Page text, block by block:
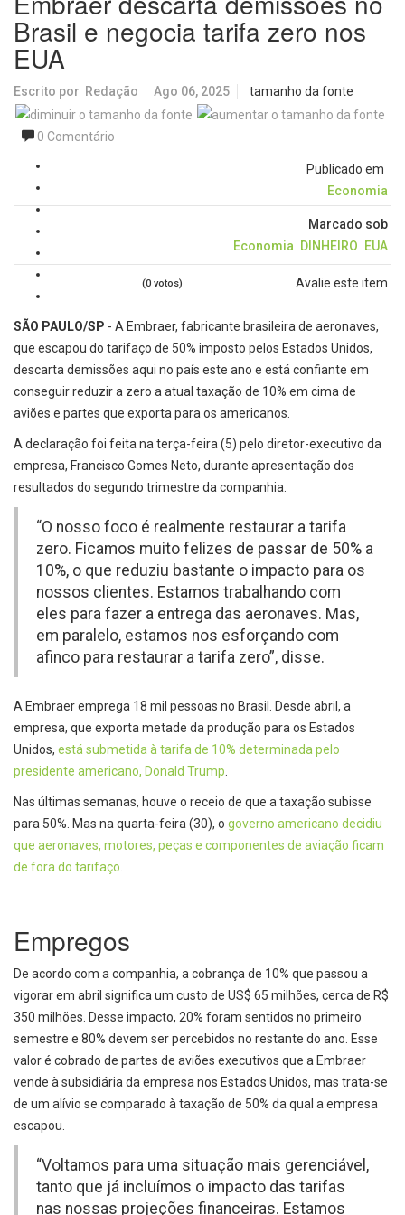
Brasil e negocia tarifa zero nos
EUA
Escrito por Redação Ago 06, 2025 tamanho da fonte
0 Comentário
Publicado em
Economia
Marcado sob
Economia
DINHEIRO EUA
Avalie este item
(0 votos)
SÃO PAULO/SP - A Embraer, fabricante brasileira de aeronaves,
que escapou do tarifaço de 50% imposto pelos Estados Unidos,
descarta demissões aqui no país este ano e está confiante em
conseguir reduzir a zero a atual taxação de 10% em cima de
aviões e partes que exporta para os americanos.
A declaração foi feita na terça-feira (5) pelo diretor-executivo da
empresa, Francisco Gomes Neto, durante apresentação dos
resultados do segundo trimestre da companhia.
“O nosso foco é realmente restaurar a tarifa
zero. Ficamos muito felizes de passar de 50% a
10%, o que reduziu bastante o impacto para os
nossos clientes. Estamos trabalhando com
eles para fazer a entrega das aeronaves. Mas,
em paralelo, estamos nos esforçando com
afinco para restaurar a tarifa zero”, disse.
A Embraer emprega 18 mil pessoas no Brasil. Desde abril, a
empresa, que exporta metade da produção para os Estados
Unidos, está submetida à tarifa de 10% determinada pelo
presidente americano, Donald Trump
Nas últimas semanas, houve o receio de que a taxação subisse
para 50%. Mas na quarta-feira (30), o governo americano decidiu
que aeronaves, motores, peças e componentes de aviação ficam
de fora do tarifaço
Empregos
De acordo com a companhia, a cobrança de 10% que passou a
vigorar em abril significa um custo de US$ 65 milhões, cerca de R$
350 milhões. Desse impacto, 20% foram sentidos no primeiro
semestre e 80% devem ser percebidos no restante do ano. Esse
valor é cobrado de partes de aviões executivos que a Embraer
vende à subsidiária da empresa nos Estados Unidos, mas trata-se
de um alívio se comparado à taxação de 50% da qual a empresa
escapou.
“Voltamos para uma situação mais gerenciável,
tanto que já incluímos o impacto das tarifas
nas nossas projeções financeiras. Estamos